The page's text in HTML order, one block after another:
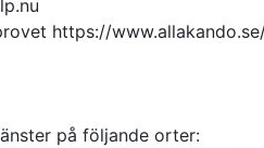
https://
på följande orter: